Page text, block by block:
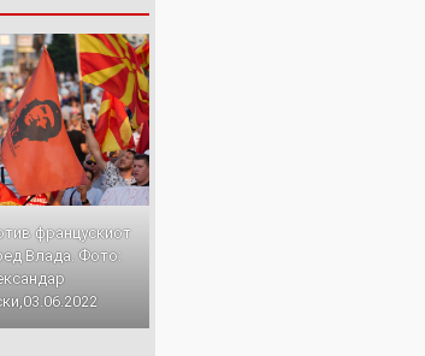
францускиот
Влада. Фото: